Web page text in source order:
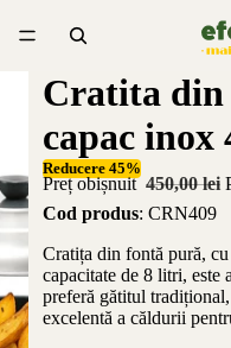
Cratita din
capac inox
Reducere 45%
Preț obișnuit 450,00 lei
Cod produs: CRN409
Cratița din fontă pură,
capacitate de 8 litri, este
preferă gătitul
excelentă a căldurii